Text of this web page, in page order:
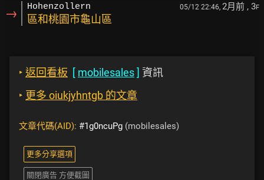
→ Hohenzollern 05/12 22:46, 2月前 , 3F
區和桃園市龜山區
‣ 返回看板 [ mobilesales] 資訊
‣ 更多 oiukjyhntgb 的文章
文章代碼(AID): #1g0ncuPg (mobilesales)
更多分享選項
關閉廣告 方便截圖